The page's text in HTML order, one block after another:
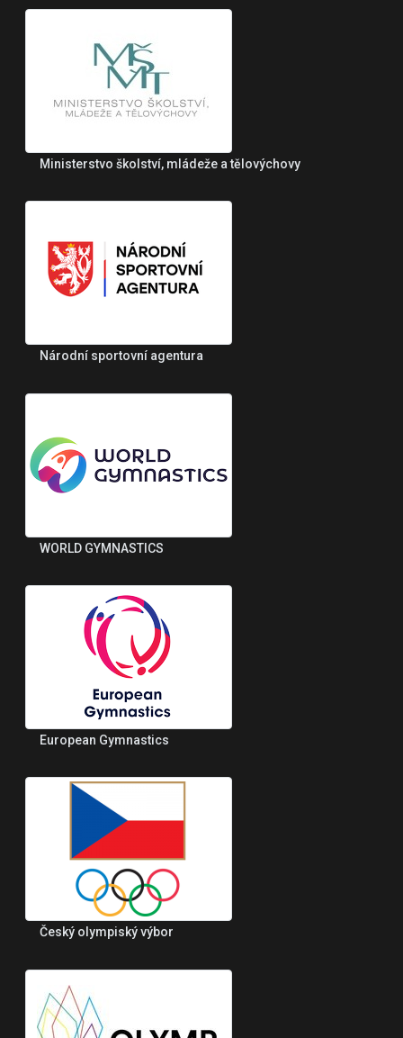
Ministerstvo školství, mládeže a tělovýchovy
Národní sportovní agentura
WORLD GYMNASTICS
European Gymnastics
Český olympiský výbor